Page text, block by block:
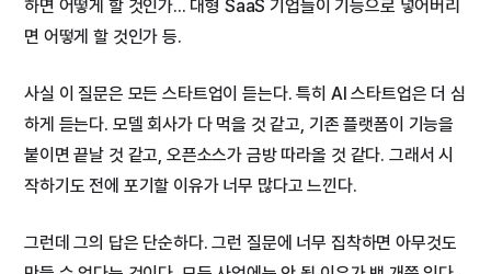
하면 어떻게 할 것인가... 대형 SaaS 기업들이 기능으로 넣어버리
면 어떻게 할 것인가 등.
사실 이 질문은 모든 스타트업이 듣는다. 특히 AI 스타트업은 더 심
하게 듣는다. 모델 회사가 다 먹을 것 같고, 기존 플랫폼이 기능을
붙이면 끝날 것 같고, 오픈소스가 금방 따라올 것 같다. 그래서 시
작하기도 전에 포기할 이유가 너무 많다고 느낀다.
그런데 그의 답은 단순하다. 그런 질문에 너무 집착하면 아무것도